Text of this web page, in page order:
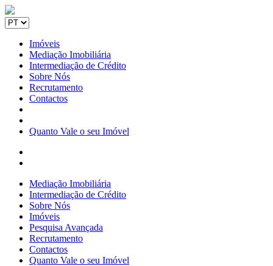
Imóveis
Mediação Imobiliária
Intermediação de Crédito
Sobre Nós
Recrutamento
Contactos
Quanto Vale o seu Imóvel
Mediação Imobiliária
Intermediação de Crédito
Sobre Nós
Imóveis
Pesquisa Avançada
Recrutamento
Contactos
Quanto Vale o seu Imóvel